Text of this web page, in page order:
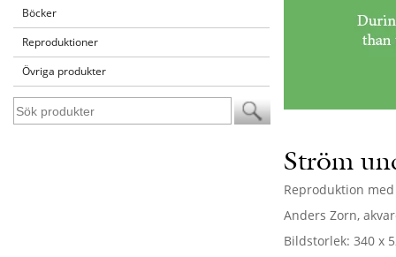
Böcker
Reproduktioner
Övriga produkter
Ström
Reproduktion
Anders Zorn,
Bildstorlek: 340 x